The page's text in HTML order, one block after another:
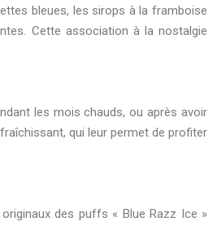
bleues, les sirops à la framboise
Cette association à la nostalgie
les mois chauds, ou après avoir
qui leur permet de profiter
des puffs « Blue Razz Ice »